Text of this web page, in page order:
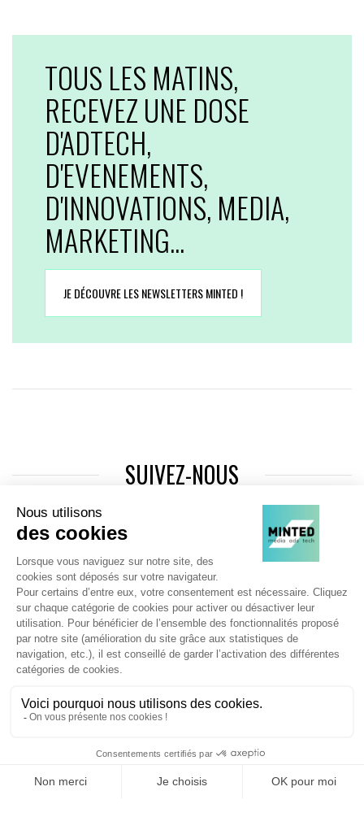
TOUS LES MATINS,
RECEVEZ UNE DOSE
D'ADTECH,
D'EVENEMENTS,
D'INNOVATIONS, MEDIA,
MARKETING...
JE DÉCOUVRE LES NEWSLETTERS MINTED !
SUIVEZ-NOUS
Agence web:Novius